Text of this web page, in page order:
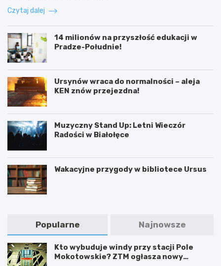
Czytaj dalej
14 milionów na przyszłość edukacji w
Pradze-Południe!
Ursynów wraca do normalności – aleja
KEN znów przejezdna!
Muzyczny Stand Up: Letni Wieczór
Radości w Białołęce
Wakacyjne przygody w bibliotece Ursus
Popularne Najnowsze
Kto wybuduje windy przy stacji Pole
Mokotowskie? ZTM ogłasza nowy